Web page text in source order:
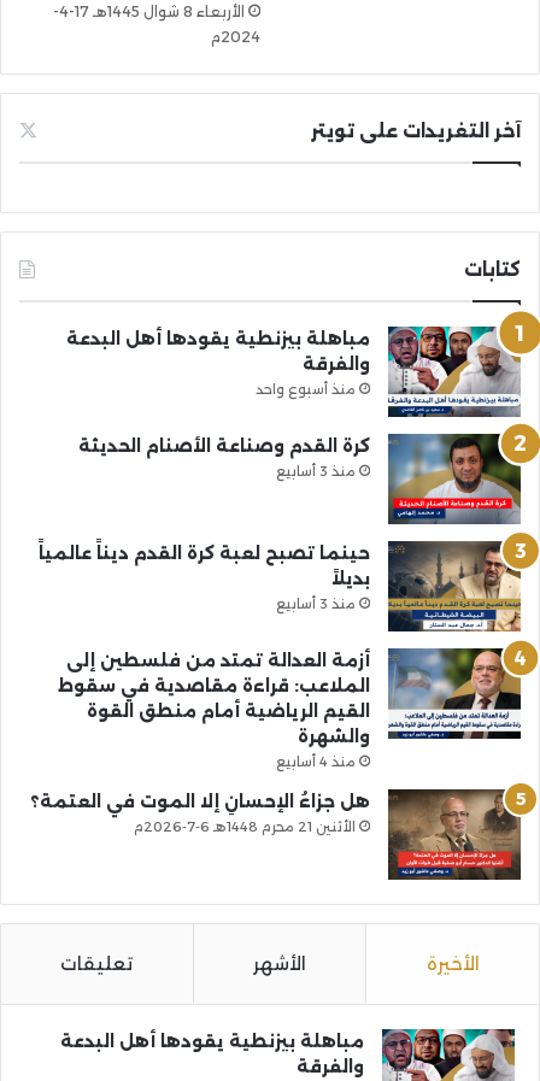
الأربعاء 8 شوال 1445هـ 17-4-
2024م
آخر التغريدات على تويتر
كتابات
مباهلة بيزنطية يقودها أهل البدعة
والفرقة
منذ أسبوع واحد
كرة القدم وصناعة الأصنام الحديثة
منذ 3 أسابيع
حينما تصبح لعبة كرة القدم ديناً عالمياً
بديلاً
منذ 3 أسابيع
أزمة العدالة تمتد من فلسطين إلى
الملاعب: قراءة مقاصدية في سقوط
القيم الرياضية أمام منطق القوة
والشهرة
منذ 4 أسابيع
هل جزاءُ الإحسانِ إلا الموت في العتمة؟
الأثنين 21 محرم 1448هـ 6-7-2026م
الأخيرة الأشهر تعليقات
مباهلة بيزنطية يقودها أهل البدعة
والفرقة